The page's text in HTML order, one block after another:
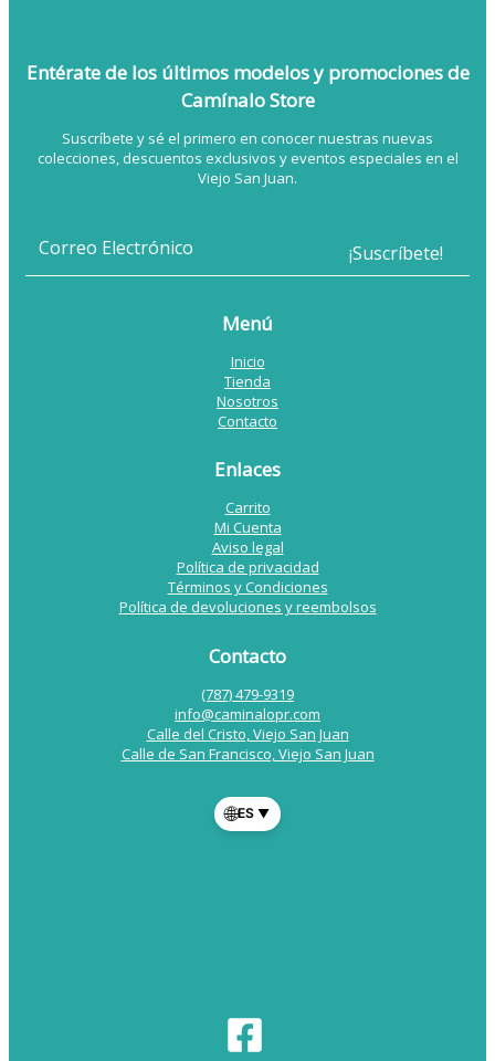
Entérate de los últimos modelosy promociones de
Camínalo Store
Suscríbete y sé el primero en conocer nuestras nuevas
colecciones, descuentos exclusivos y eventos especiales en el
Viejo San Juan.
Menú
Inicio
Tienda
Nosotros
Contacto
Enlaces
Carrito
Mi Cuenta
Aviso legal
Política de privacidad
Términos y Condiciones
Política de devoluciones y reembolsos
Contacto
(787) 479-9319
info@caminalopr.com
Calle del Cristo, Viejo San Juan
Calle de San Francisco, Viejo San Juan
🌐ES ▼